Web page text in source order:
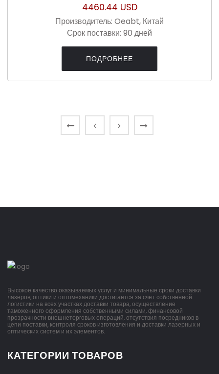
4460.44 USD
Производитель: Oeabt, Китай
Срок поставки: 90 дней
ПОДРОБНЕЕ
Высокое качество оказываемых услуг и минимальные сроки доставки
лазеров, оптики и оптомеханики достигается за счет собственной
логистики на всех участках доставки товара, осуществление
таможенного оформления собственными силами, финансовой
прозрачности внешнеторговых операций, отсутствия посредников в
цепи поставки, контроля сроков изготовления и доставки лазерных и
оптических систем и их элементов.
КАТЕГОРИИ ТОВАРОВ